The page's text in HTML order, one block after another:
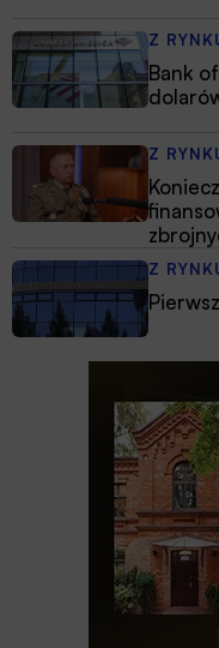
Z
Bank
Z
Z